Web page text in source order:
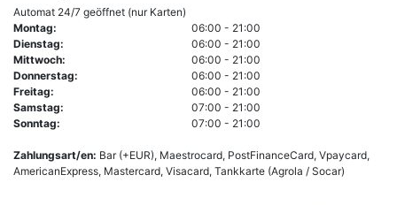
Automat 24/7 geöffnet (nur Karten)
Montag:
06:00 - 21:00
Dienstag:
06:00 - 21:00
Mittwoch:
06:00 - 21:00
Donnerstag:
06:00 - 21:00
Freitag:
06:00 - 21:00
Samstag:
07:00 - 21:00
Sonntag:
07:00 - 21:00
Zahlungsart/en: Bar (+EUR), Maestrocard, PostFinanceCard, Vpaycard,
AmericanExpress, Mastercard, Visacard, Tankkarte (Agrola / Socar)